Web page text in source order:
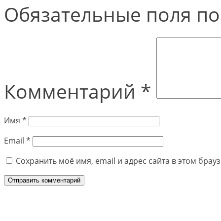
Обязательные поля
Комментарий *
Имя *
Email *
Сохранить моё имя, email и адрес сайта в этом